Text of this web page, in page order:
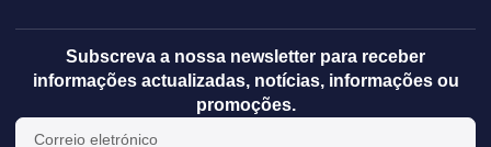
Subscreva a nossa newsletter para receber
informações actualizadas, notícias, informações ou
promoções.